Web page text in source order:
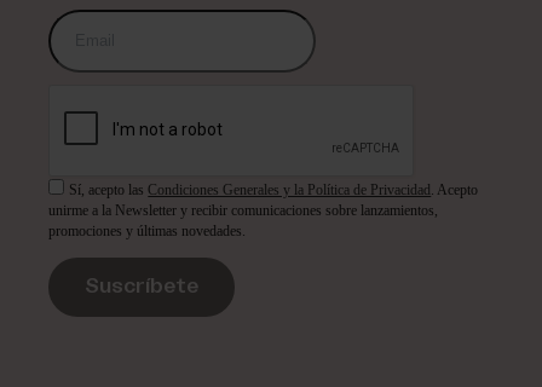
Sí, acepto lasCondiciones Generales y la Política de Privacidad . Acepto
unirme a la Newsletter y recibir comunicaciones sobre lanzamientos,
promociones y últimas novedades.
Suscríbete